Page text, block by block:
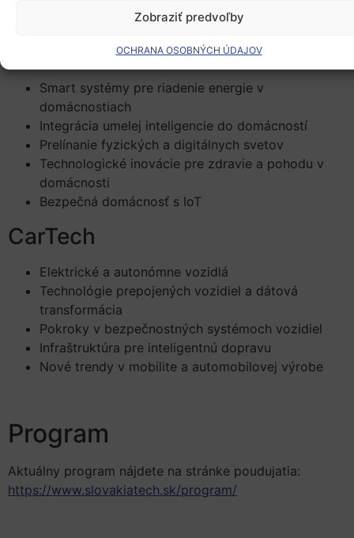
Zobraziť predvoľby
OCHRANA OSOBNÝCH ÚDAJOV
Udržateľné vodné hospodárstvo
HomeTech
Smart systémy pre riadenie energie v
domácnostiach
Integrácia umelej inteligencie do domácností
Prelínanie fyzických a digitálnych svetov
Technologické inovácie pre zdravie a pohodu v
domácnosti
Bezpečná domácnosť s IoT
CarTech
Elektrické a autonómne vozidlá
Technológie prepojených vozidiel a dátová
transformácia
Pokroky v bezpečnostných systémoch vozidiel
Infraštruktúra pre inteligentnú dopravu
Nové trendy v mobilite a automobilovej výrobe
Program
Aktuálny program nájdete na stránke poudujatia:
https://www.slovakiatech.sk/program/